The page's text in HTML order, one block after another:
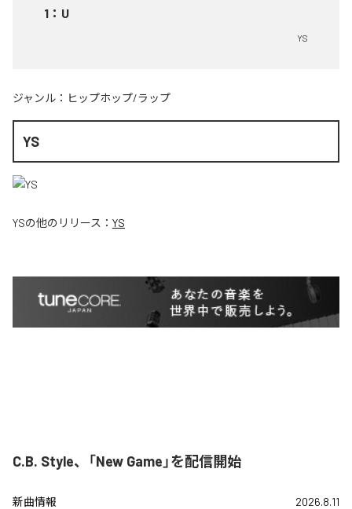
1 ： U
YS
ジャンル： ヒップホップ/ラップ
YS
YSの他のリリース： YS
C.B. Style、「New Game」を配信開始
新曲情報 2026.8.11